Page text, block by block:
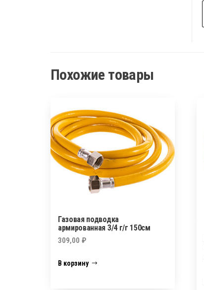
Похожие товары
Газовая подводка
армированная 3/4 г/г 150см
309,00 ₽
В корзину